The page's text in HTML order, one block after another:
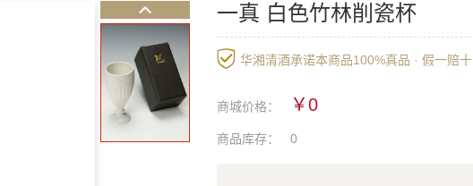
一真 白色竹林削瓷杯
华湘清酒承诺本商品100%真品 · 假一赔十
商城价格： ￥0
商品库存： 0